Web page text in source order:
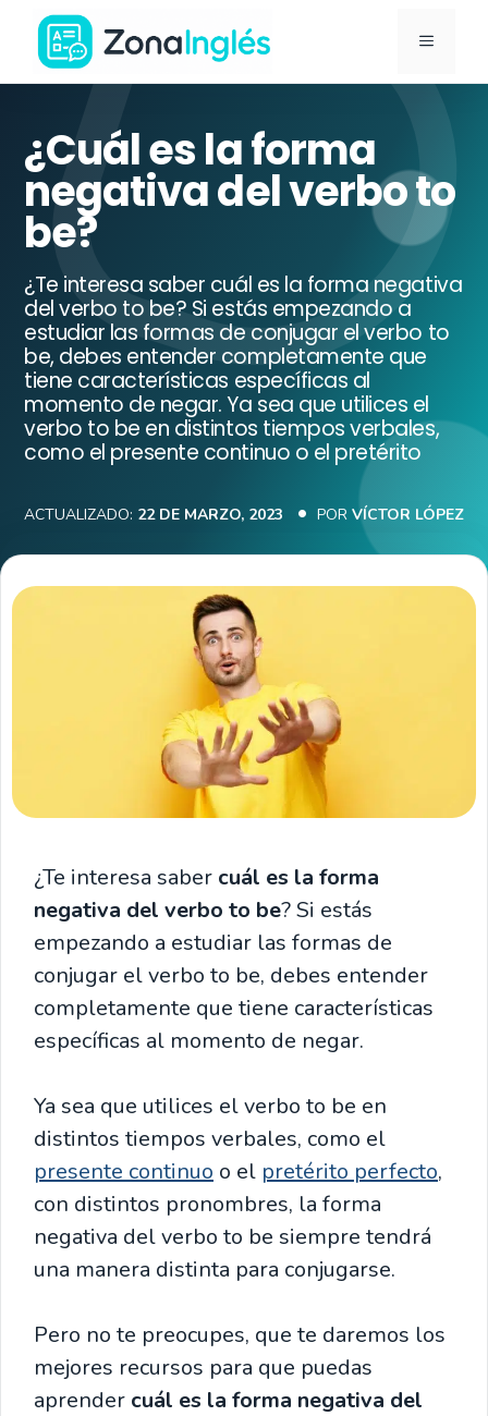
Saltar
contenido
Ir
la
portada
de
ZonaInglés
MENÚ
¿Cuál es la forma
negativa del verbo to
be?
¿Te interesa saber cuál es la forma negativa
del verbo to be? Si estás empezando a
estudiar las formas de conjugar el verbo to
be, debes entender completamente que
tiene características específicas al
momento de negar. Ya sea que utilices el
verbo to be en distintos tiempos verbales,
como el presente continuo o el pretérito
ACTUALIZADO: 22 DE MARZO, 2023 POR VÍCTOR LÓPEZ
¿Te interesa saber cuál es la forma
negativa del verbo to be? Si estás
empezando a estudiar las formas de
conjugar el verbo to be, debes entender
completamente que tiene características
específicas al momento de negar.
Ya sea que utilices el verbo to be en
distintos tiempos verbales, como el
presente continuo o el pretérito perfecto,
con distintos pronombres, la forma
negativa del verbo to be siempre tendrá
una manera distinta para conjugarse.
Pero no te preocupes, que te daremos los
mejores recursos para que puedas
aprender cuál es la forma negativa del